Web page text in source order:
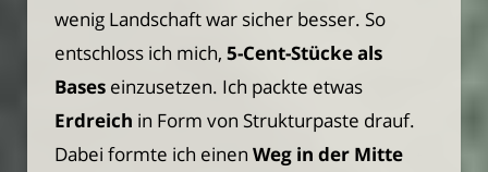
wenig Landschaft war sicher besser. So
entschloss ich mich, 5-Cent-Stücke als
Bases einzusetzen. Ich packte etwas
Erdreich in Form von Strukturpaste drauf.
Dabei formte ich einen Weg in der Mitte